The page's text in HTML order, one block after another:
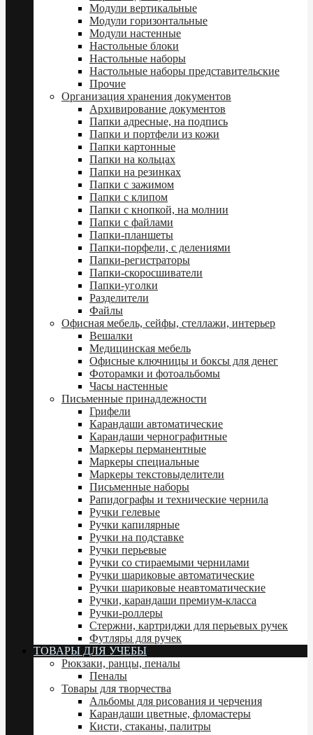
Модули вертикальные
Модули горизонтальные
Модули настенные
Настольные блоки
Настольные наборы
Настольные наборы представительские
Прочие
Организация хранения документов
Архивирование документов
Папки адресные, на подпись
Папки и портфели из кожи
Папки картонные
Папки на кольцах
Папки на резинках
Папки с зажимом
Папки с клипом
Папки с кнопкой, на молнии
Папки с файлами
Папки-планшеты
Папки-порфели, с делениями
Папки-регистраторы
Папки-скоросшиватели
Папки-уголки
Разделители
Файлы
Офисная мебель, сейфы, стеллажи, интерьер
Вешалки
Медицинская мебель
Офисные ключницы и боксы для денег
Фоторамки и фотоальбомы
Часы настенные
Письменные принадлежности
Грифели
Карандаши автоматические
Карандаши чернографитные
Маркеры перманентные
Маркеры специальные
Маркеры текстовыделители
Письменные наборы
Рапидографы и технические чернила
Ручки гелевые
Ручки капилярные
Ручки на подставке
Ручки перьевые
Ручки со стираемыми чернилами
Ручки шариковые автоматические
Ручки шариковые неавтоматические
Ручки, карандаши премиум-класса
Ручки-роллеры
Стержни, картриджи для перьевых ручек
Футляры для ручек
ТОВАРЫ ДЛЯ УЧЕБЫ
Рюкзаки, ранцы, пеналы
Пеналы
Товары для творчества
Альбомы для рисования и черчения
Карандаши цветные, фломастеры
Кисти, стаканы, палитры